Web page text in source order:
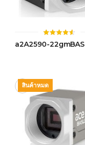
ให้
คะแนน
a2A2590-22gmBAS
สินค้าหมด